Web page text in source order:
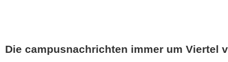
Die campusnachrichten immer um Viertel